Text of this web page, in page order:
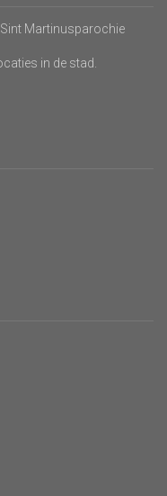
Martinusparochie
in de stad.